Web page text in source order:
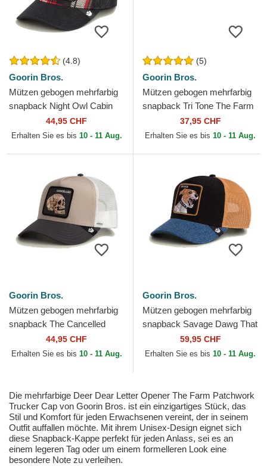
(4.8)
Goorin Bros.
Mützen gebogen mehrfarbig
snapback Night Owl Cabin
Fever Homestead The Farm
Goorin Bros.
44,95 CHF
Erhalten Sie es bis 10 - 11 Aug.
(5)
Goorin Bros.
Mützen gebogen mehrfarbig
snapback Tri Tone The Farm
Goorin Bros.37,95 CHF
Erhalten Sie es bis 10 - 11 Aug.
Goorin Bros.
Mützen gebogen mehrfarbig
snapback The Cancelled
Skull The Farm Goorin Bros.
44,95 CHF
Erhalten Sie es bis 10 - 11 Aug.
Goorin Bros.
Mützen gebogen mehrfarbig
snapback Savage Dawg That
Dawg In Me The Farm
Goorin Bros.
59,95 CHF
Erhalten Sie es bis 10 - 11 Aug.
Die mehrfarbige Deer Dear Letter Opener The Farm Patchwork
Trucker Cap von Goorin Bros. ist ein einzigartiges Stück, das
Stil und Komfort für jeden Erwachsenen vereint, der in seinem
Outfit auffallen möchte. Mit ihrem Unisex-Design eignet sich
diese Snapback-Kappe perfekt für jeden Anlass, sei es an
einem legeren Tag oder um einem formelleren Look eine
besondere Note zu verleihen.